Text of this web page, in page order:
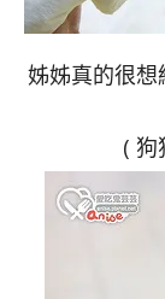
姊姊真的很
(